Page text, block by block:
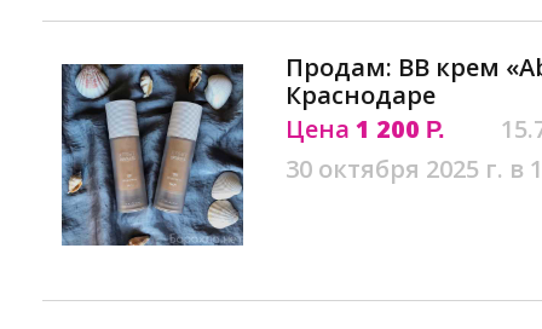
Продам: BB крем
Краснодаре
Цена 1 200 Р.
30 октября 2025 г. в